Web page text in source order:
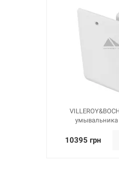
умывальника
10395 грн